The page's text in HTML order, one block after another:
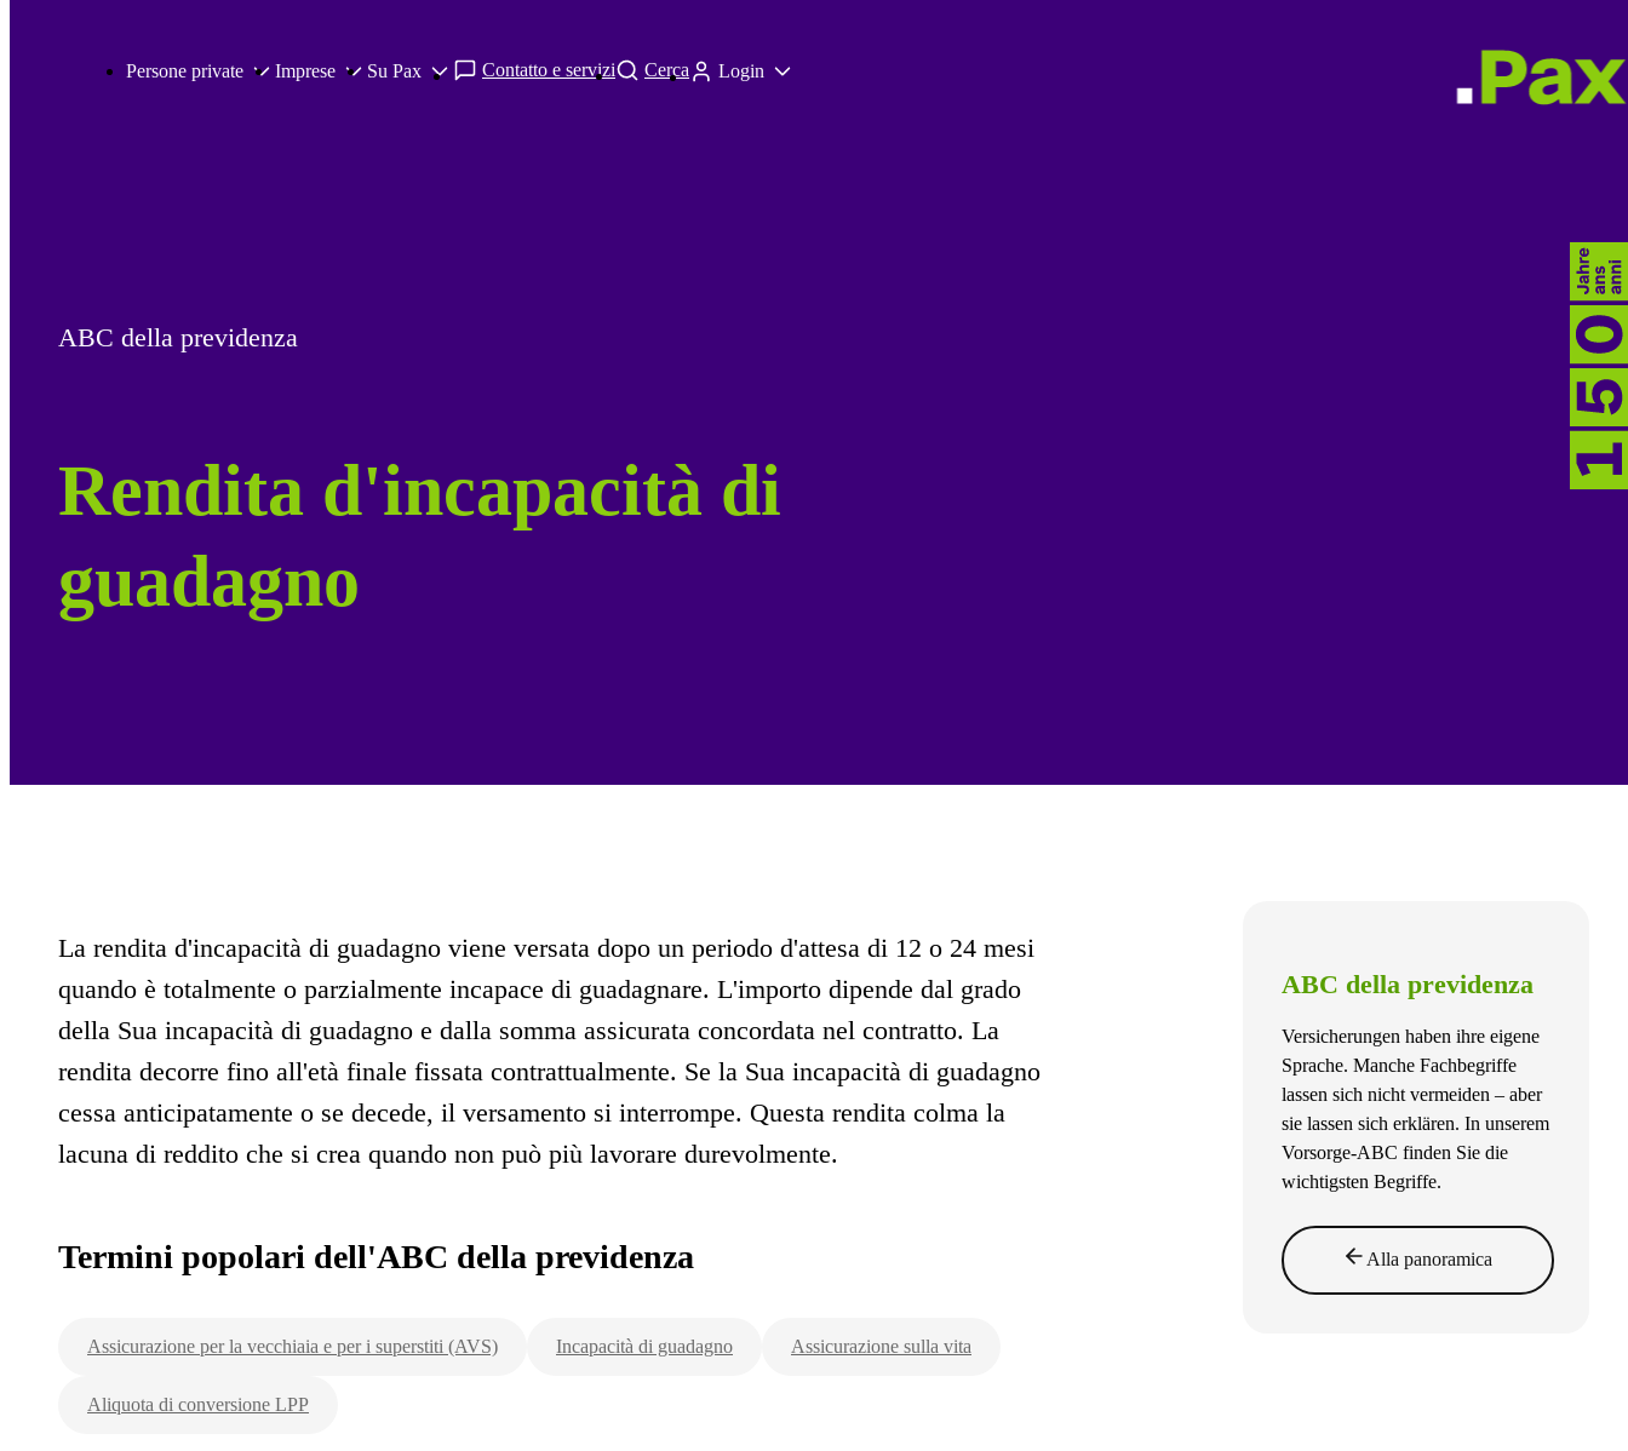
Persone private Imprese Su Pax Contatto e servizi Cerca Login
ABC della previdenza
Rendita d'incapacità di
guadagno
La rendita d'incapacità di guadagno viene versata dopo un periodo d'attesa di 12 o 24 mesi
quando è totalmente o parzialmente incapace di guadagnare. L'importo dipende dal grado
della Sua incapacità di guadagno e dalla somma assicurata concordata nel contratto. La
rendita decorre fino all'età finale fissata contrattualmente. Se la Sua incapacità di guadagno
cessa anticipatamente o se decede, il versamento si interrompe. Questa rendita colma la
lacuna di reddito che si crea quando non può più lavorare durevolmente.
Termini popolari dell'ABC della previdenza
Assicurazione per la vecchiaia e per i superstiti (AVS) Incapacità di guadagno Assicurazione sulla vita
Aliquota di conversione LPP
ABC della previdenza
Versicherungen haben ihre eigene
Sprache. Manche Fachbegriffe
lassen sich nicht vermeiden – aber
sie lassen sich erklären. In unserem
Vorsorge-ABC finden Sie die
wichtigsten Begriffe.
Alla panoramica